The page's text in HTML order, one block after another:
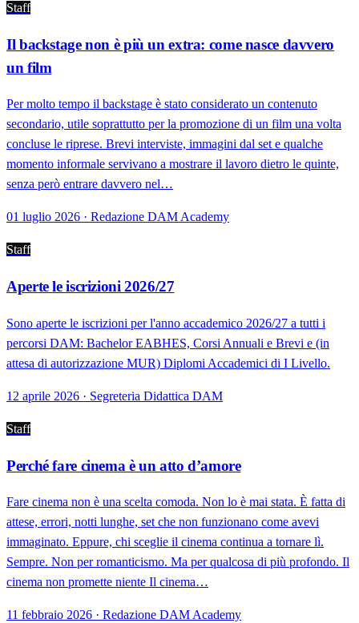
Staff
Il backstage non è più un extra: come nasce davvero
un film
Per molto tempo il backstage è stato considerato un contenuto
secondario, utile soprattutto per la promozione di un film una volta
concluse le riprese. Brevi interviste, immagini dal set e qualche
momento informale servivano a mostrare il lavoro dietro le quinte,
senza però entrare davvero nel…
01 luglio 2026 · Redazione DAM Academy
Staff
Aperte le iscrizioni 2026/27
Sono aperte le iscrizioni per l'anno accademico 2026/27 a tutti i
percorsi DAM: Bachelor EABHES, Corsi Annuali e Brevi e (in
attesa di autorizzazione MUR) Diplomi Accademici di I Livello.
12 aprile 2026 · Segreteria Didattica DAM
Staff
Perché fare cinema è un atto d’amore
Fare cinema non è una scelta comoda. Non lo è mai stata. È fatta di
attese, errori, notti lunghe, set che non funzionano come avevi
immaginato. Eppure, chi sceglie il cinema continua a tornare lì.
Sempre. Non per romanticismo. Ma per qualcosa di più profondo. Il
cinema non promette niente Il cinema…
11 febbraio 2026 · Redazione DAM Academy